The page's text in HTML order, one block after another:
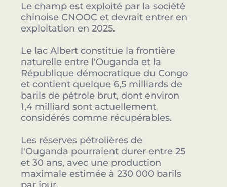
Le champ est exploité par la société
chinoise CNOOC et devrait entrer en
exploitation en 2025.
Le lac Albert constitue la frontière
naturelle entre l'Ouganda et la
République démocratique du Congo
et contient quelque 6,5 milliards de
barils de pétrole brut, dont environ
1,4 milliard sont actuellement
considérés comme récupérables.
Les réserves pétrolières de
l'Ouganda pourraient durer entre 25
et 30 ans, avec une production
maximale estimée à 230 000 barils